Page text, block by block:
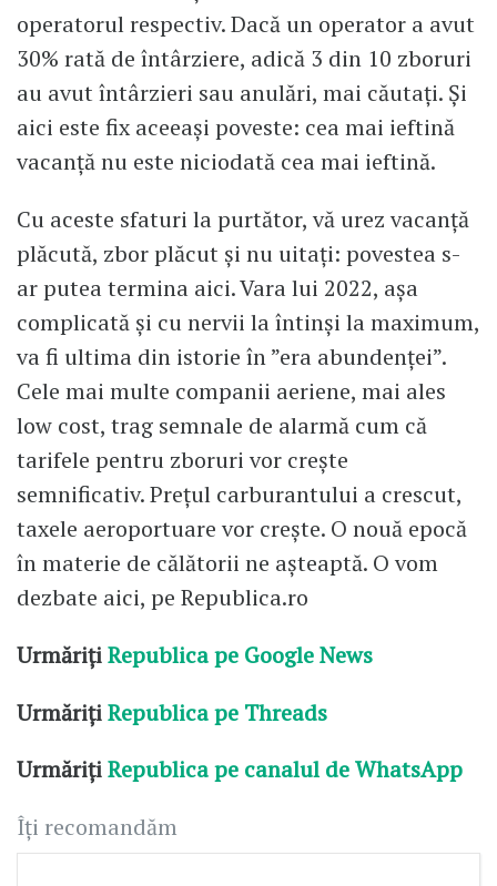
operatorul respectiv. Dacă un operator a avut
30% rată de întârziere, adică 3 din 10 zboruri
au avut întârzieri sau anulări, mai căutați. Și
aici este fix aceeași poveste: cea mai ieftină
vacanță nu este niciodată cea mai ieftină.
Cu aceste sfaturi la purtător, vă urez vacanță
plăcută, zbor plăcut și nu uitați: povestea s-
ar putea termina aici. Vara lui 2022, așa
complicată și cu nervii la întinși la maximum,
va fi ultima din istorie în ”era abundenței”.
Cele mai multe companii aeriene, mai ales
low cost, trag semnale de alarmă cum că
tarifele pentru zboruri vor crește
semnificativ. Prețul carburantului a crescut,
taxele aeroportuare vor crește. O nouă epocă
în materie de călătorii ne așteaptă. O vom
dezbate aici, pe Republica.ro
UrmărițiRepublica pe Google News
UrmărițiRepublica pe Threads
UrmărițiRepublica pe canalul de WhatsApp
Îți recomandăm